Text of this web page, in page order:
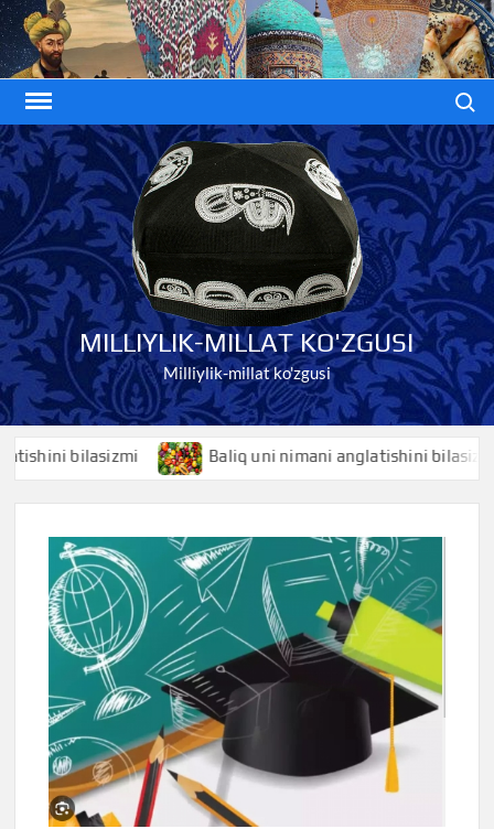
Skip
to
content
MILLIYLIK-MILLAT KO'ZGUSI
Milliylik-millat ko'zgusi
bilasizmi Baliq uni nimani anglatishini bilasizmi